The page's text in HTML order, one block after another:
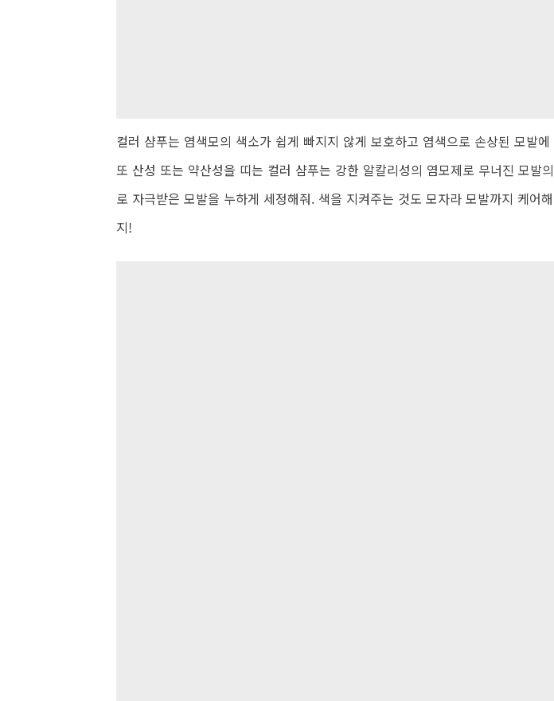
컬러 샴푸는 염색모의 색소가 쉽게 빠지지 않게 보호하고 염색으로 손상된 모발
또 산성 또는 약산성을 띠는 컬러 샴푸는 강한 알칼리성의 염모제로 무너진 모발
로 자극받은 모발을 누하게 세정해줘. 색을 지켜주는 것도 모자라 모발까지 케어
지!